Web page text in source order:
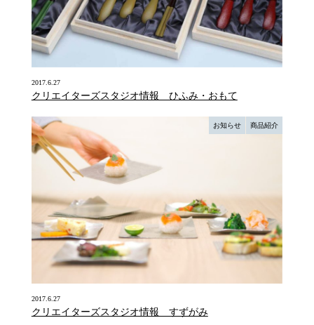
2017.6.27
クリエイターズスタジオ情報 ひふみ・おもて
お知らせ 商品紹介
2017.6.27
クリエイターズスタジオ情報 すずがみ